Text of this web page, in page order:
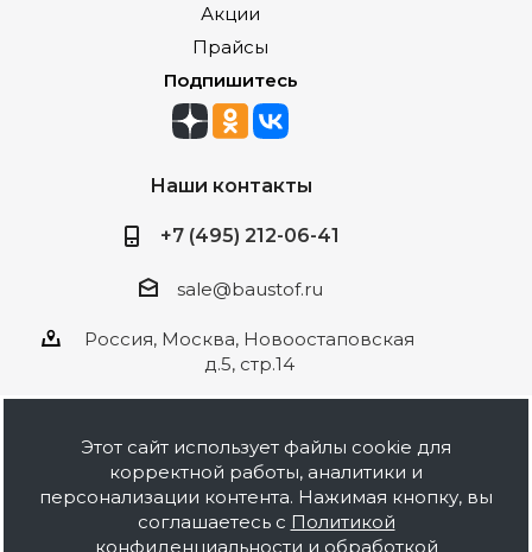
Акции
Прайсы
Подпишитесь
Наши контакты
+7 (495) 212-06-41
sale@baustof.ru
Россия, Москва, Новоостаповская
д.5, стр.14
2026 © ООО Баустов. Собственное
производство лакокрасочной продукции,
оптовая и розничная продажа строительных
Этот сайт использует файлы cookie для
корректной работы, аналитики и
персонализации контента. Нажимая кнопку, вы
соглашаетесь с Политикой
конфиденциальности и обработкой